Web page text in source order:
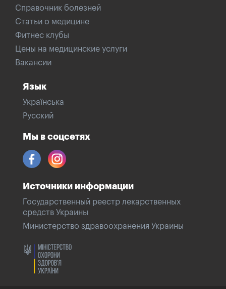
Справочник болезней
Статьи о медицине
Фитнес клубы
Цены на медицинские услуги
Вакансии
Язык
Українська
Русский
Мы в соцсетях
Источники информации
Государственный реестр лекарственных
средств Украины
Министерство здравоохранения Украины